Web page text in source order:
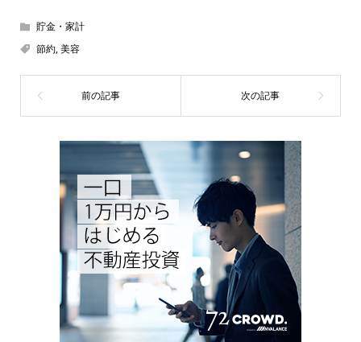
貯金・家計
節約,美容